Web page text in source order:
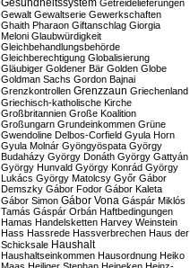
Gesundheitssystem Getreidelieferungen
Gewalt Gewaltserie Gewerkschaften
Ghaith Pharaon Giftanschlag Giorgia
Meloni Glaubwürdigkeit
Gleichbehandlungsbehörde
Gleichberechtigung Globalisierung
Gläubiger Goldener Bär Golden Globe
Goldman Sachs Gordon Bajnai
Grenzkontrollen Grenzzaun Griechenland
Griechisch-katholische Kirche
Großbritannien Große Koalition
Großungarn Grundeinkommen Grüne
Gwendoline Delbos-Corfield Gyula Horn
Gyula Molnár Gyöngyöspata György
Budaházy György Donáth György Gattyán
György Hunvald György Konrád György
Lukács György Matolcsy Győr Gábor
Demszky Gábor Fodor Gábor Kaleta
Gábor Simon Gábor Vona Gáspár Miklós
Tamás Gáspár Orbán Haftbedingungen
Hamas Handelsketten Harvey Weinstein
Hass Hassrede Hassverbrechen Haus der
Schicksale Haushalt
Haushaltseinkommen Hausordnung Heiko